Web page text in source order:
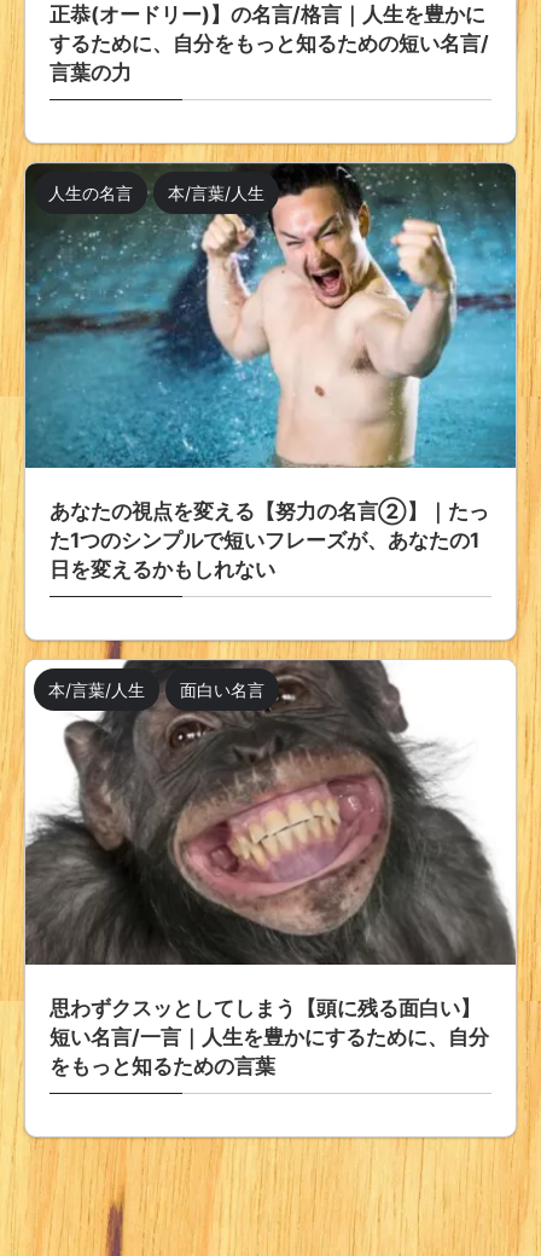
正恭(オードリー)】の名言/格言｜人生を豊かに
するために、自分をもっと知るための短い名言/
言葉の力
人生の名言 本/言葉/人生
あなたの視点を変える【努力の名言②】｜たっ
た1つのシンプルで短いフレーズが、あなたの1
日を変えるかもしれない
本/言葉/人生 面白い名言
思わずクスッとしてしまう【頭に残る面白い】
短い名言/一言｜人生を豊かにするために、自分
をもっと知るための言葉